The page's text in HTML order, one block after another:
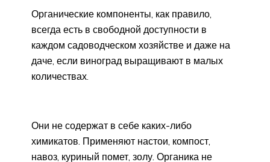
Органические компоненты, как правило,
всегда есть в свободной доступности в
каждом садоводческом хозяйстве и даже на
даче, если виноград выращивают в малых
количествах.
Они не содержат в себе каких-либо
химикатов. Применяют настои, компост,
навоз, куриный помет, золу. Органика не